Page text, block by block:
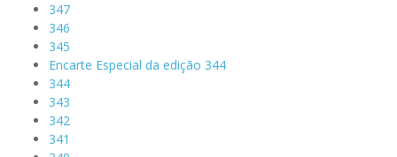
347
346
345
Encarte Especial da edição 344
344
343
342
341